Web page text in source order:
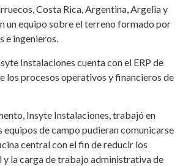
Costa Rica, Argentina, Argelia y
un equipo sobre el terreno formado por
e ingenieros.
Instalaciones cuenta con el ERP de
los procesos operativos y financieros de
Insyte Instalaciones, trabajó en
equipos de campo pudieran comunicarse
central con el fin de reducir los
y la carga de trabajo administrativa de